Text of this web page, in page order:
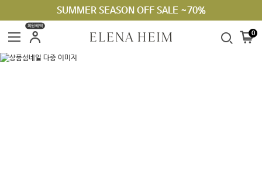
SUMMER SEASON OFF SALE ~70%
회원혜택
0